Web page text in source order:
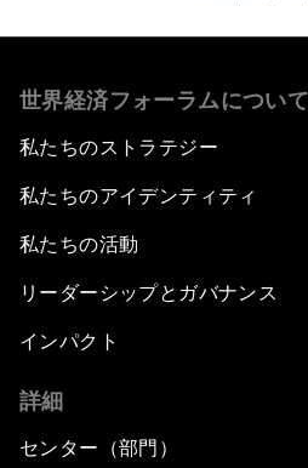
世界経済フォーラムについて
私たちのストラテジー
私たちのアイデンティティ
私たちの活動
リーダーシップとガバナンス
インパクト
詳細
センター（部門）